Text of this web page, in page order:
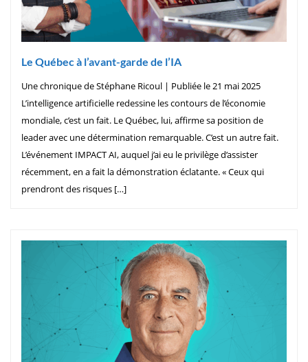
Le Québec à l’avant-garde de l’IA
Une chronique de Stéphane Ricoul | Publiée le 21 mai 2025
L’intelligence artificielle redessine les contours de l’économie
mondiale, c’est un fait. Le Québec, lui, affirme sa position de
leader avec une détermination remarquable. C’est un autre fait.
L’événement IMPACT AI, auquel j’ai eu le privilège d’assister
récemment, en a fait la démonstration éclatante. « Ceux qui
prendront des risques […]